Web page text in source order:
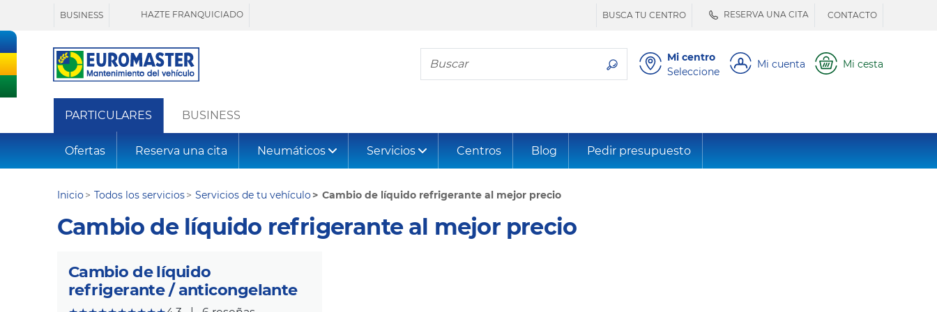
BUSINESS HAZTE FRANQUICIADO BUSCA TU CENTRO RESERVA UNA CITA CONTACTO
Busca tu neumático
Mi centro
Seleccione
Mi cuenta Mi cesta
PARTICULARES BUSINESS
Ofertas Reserva una cita Neumáticos Servicios Centros Blog Pedir presupuesto
Inicio Todos los servicios Servicios de tu vehículo Cambio de líquido refrigerante al mejor precio
Cambio de líquido refrigerante al mejor precio
Cambio de líquido
refrigerante / anticongelante